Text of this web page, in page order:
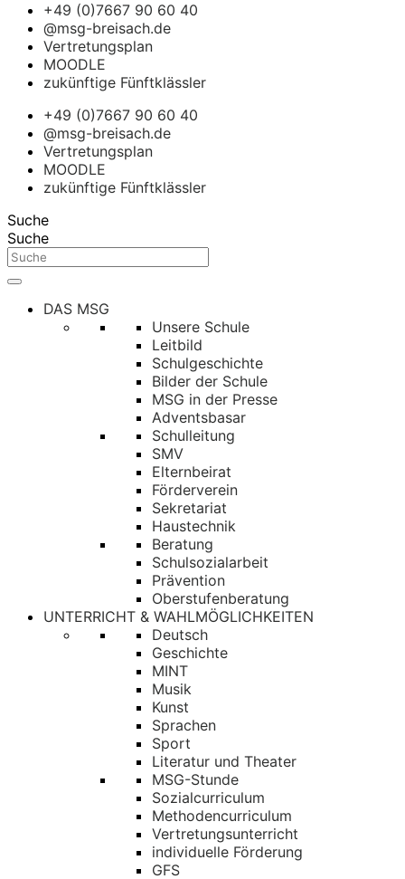
+49 (0)7667 90 60 40
@msg-breisach.de
Vertretungsplan
MOODLE
zukünftige Fünftklässler
+49 (0)7667 90 60 40
@msg-breisach.de
Vertretungsplan
MOODLE
zukünftige Fünftklässler
Suche
Suche
DAS MSG
Unsere Schule
Leitbild
Schulgeschichte
Bilder der Schule
MSG in der Presse
Adventsbasar
Schulleitung
SMV
Elternbeirat
Förderverein
Sekretariat
Haustechnik
Beratung
Schulsozialarbeit
Prävention
Oberstufenberatung
UNTERRICHT & WAHLMÖGLICHKEITEN
Deutsch
Geschichte
MINT
Musik
Kunst
Sprachen
Sport
Literatur und Theater
MSG-Stunde
Sozialcurriculum
Methodencurriculum
Vertretungsunterricht
individuelle Förderung
GFS